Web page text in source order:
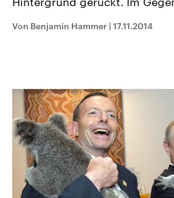
Bundesland von einer Koalition aus
Umfragen, Prognosen,
Wahlprogramme, aktuelle Berichte
Von Benjamin Hammer | 17.11.2014